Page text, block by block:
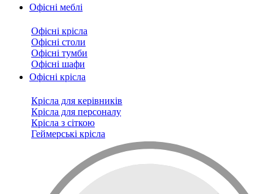
Офісні меблі
Офісні крісла
Офісні столи
Офісні тумби
Офісні шафи
Офісні крісла
Крісла для керівників
Крісла для персоналу
Крісла з сіткою
Геймерські крісла